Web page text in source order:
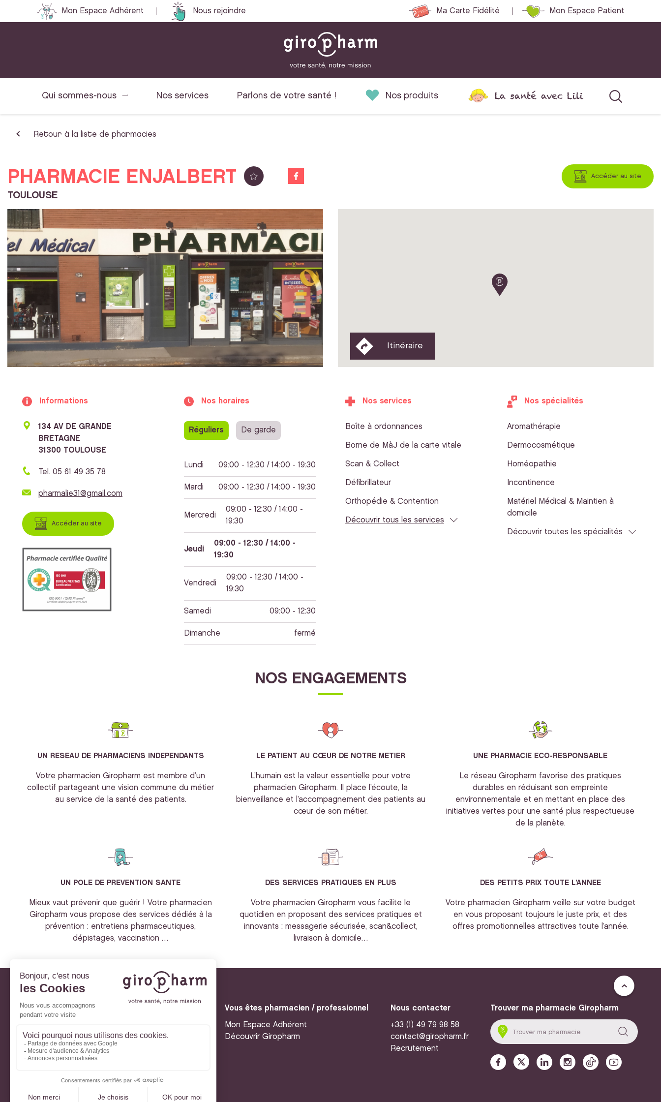
Mon Espace Adhérent Nous rejoindre Ma Carte Fidélité Mon Espace Patient
Qui sommes-nous Nos services Parlons de votre santé ! Nos produits La santé avec Lili
Retour à la liste de pharmacies
PHARMACIE ENJALBERT
TOULOUSE
Accéder au site
Itinéraire
Informations
134 AV DE GRANDE
BRETAGNE
31300 TOULOUSE
Tel. 05 61 49 35 78
pharmalie31@gmail.com
Accéder au site
Nos horaires
Réguliers De garde
Lundi 09:00 - 12:30 / 14:00 - 19:30
Mardi 09:00 - 12:30 / 14:00 - 19:30
Mercredi
09:00 - 12:30 / 14:00 -
19:30
Jeudi
09:00 - 12:30 / 14:00 -
19:30
Vendredi
09:00 - 12:30 / 14:00 -
19:30
Samedi 09:00 - 12:30
Dimanche fermé
Nos services
Boîte à ordonnances
Borne de MàJ de la carte vitale
Scan & Collect
Défibrillateur
Orthopédie & Contention
Découvrir tous les services
Nos spécialités
Aromathérapie
Dermocosmétique
Homéopathie
Incontinence
Matériel Médical & Maintien à
domicile
Découvrir toutes les spécialités
NOS ENGAGEMENTS
UN RESEAU DE PHARMACIENS INDEPENDANTS
Votre pharmacien Giropharm est membre d’un
collectif partageant une vision commune du métier
au service de la santé des patients.
LE PATIENT AU CŒUR DE NOTRE METIER
L’humain est la valeur essentielle pour votre
pharmacien Giropharm. Il place l’écoute, la
bienveillance et l’accompagnement des patients au
cœur de son métier.
UNE PHARMACIE ECO-RESPONSABLE
Le réseau Giropharm favorise des pratiques
durables en réduisant son empreinte
environnementale et en mettant en place des
initiatives vertes pour une santé plus respectueuse
de la planète.
UN POLE DE PREVENTION SANTE
Mieux vaut prévenir que guérir ! Votre pharmacien
Giropharm vous propose des services dédiés à la
prévention : entretiens pharmaceutiques,
dépistages, vaccination …
DES SERVICES PRATIQUES EN PLUS
Votre pharmacien Giropharm vous facilite le
quotidien en proposant des services pratiques et
innovants : messagerie sécurisée, scan&collect,
livraison à domicile…
DES PETITS PRIX TOUTE L’ANNEE
Votre pharmacien Giropharm veille sur votre budget
en vous proposant toujours le juste prix, et des
offres promotionnelles attractives toute l’année.
À votre service
Mon Espace Patient
Vous êtes pharmacien / professionnel
Mon Espace Adhérent
Découvrir Giropharm
Nous contacter
+33 (1) 49 79 98 58
contact@giropharm.fr
Recrutement
Trouver ma pharmacie Giropharm